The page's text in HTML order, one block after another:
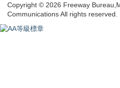
公務出國報告
預算及決算書
Copyright © 2026 Freeway
Communications All rights reserved.